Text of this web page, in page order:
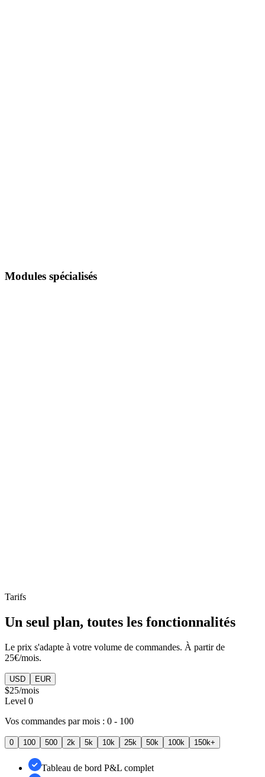
Modules spécialisés
Tarifs
Un seul plan, toutes les fonctionnalités
Le prix s'adapte à votre volume de commandes. À partir de
25€/mois.
USD EUR
$25/mois
Level 0
Vos commandes par mois : 0 - 100
0 100 500 2k 5k 10k 25k 50k 100k 150k+
Tableau de bord P&L complet